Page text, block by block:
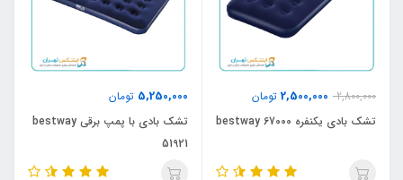
2,800,000
2,500,000 تومان
تشک بادی یکنفره bestway 67000
5,250,000 تومان
تشک بادی با پمپ برقی bestway
51921